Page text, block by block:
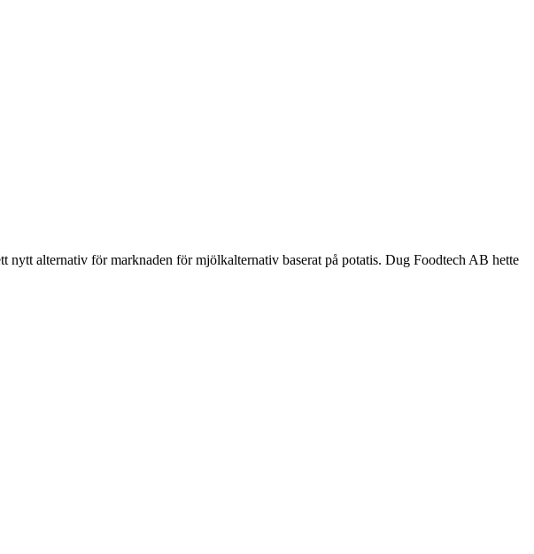
nytt alternativ för marknaden för mjölkalternativ baserat på potatis. Dug Foodtech AB hette